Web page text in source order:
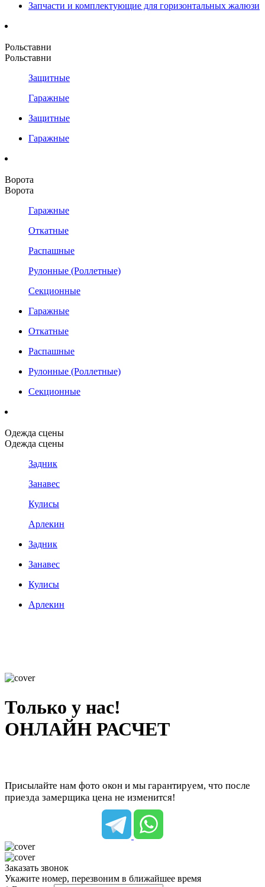
Запчасти и комплектующие для горизонтальных жалюзи
Рольставни
Рольставни
Защитные
Гаражные
Защитные
Гаражные
Ворота
Ворота
Гаражные
Откатные
Распашные
Рулонные (Роллетные)
Секционные
Гаражные
Откатные
Распашные
Рулонные (Роллетные)
Секционные
Одежда сцены
Одежда сцены
Задник
Занавес
Кулисы
Арлекин
Задник
Занавес
Кулисы
Арлекин
Только у нас!
ОНЛАЙН РАСЧЕТ
Присылайте нам фото окон и мы гарантируем, что после
приезда замерщика цена не изменится!
Заказать звонок
Укажите номер, перезвоним в ближайшее время